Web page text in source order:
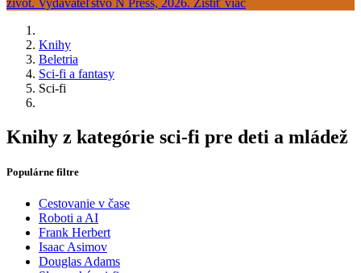
Knihy
Beletria
Sci-fi a fantasy
Sci-fi
Knihy z kategórie sci-fi pre deti a mládež
Populárne filtre
Cestovanie v čase
Roboti a AI
Frank Herbert
Isaac Asimov
Douglas Adams